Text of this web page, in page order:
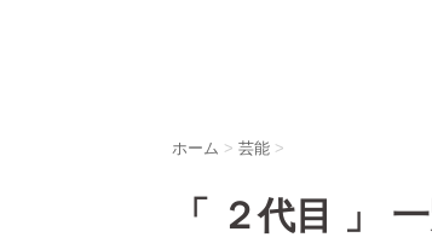
ホーム > 芸能 >
「 ２代目 」